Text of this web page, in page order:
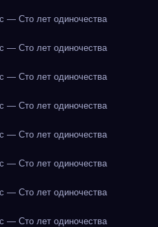
— Сто лет одиночества
— Сто лет одиночества
— Сто лет одиночества
— Сто лет одиночества
— Сто лет одиночества
— Сто лет одиночества
— Сто лет одиночества
— Сто лет одиночества